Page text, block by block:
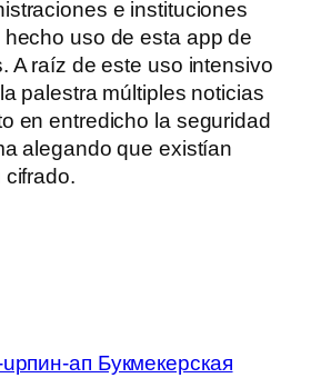
e instituciones
uso de esta app de
A raíz de este uso intensivo
palestra múltiples noticias
en entredicho la seguridad
alegando que existían
cifrado.
ап Букмекерская